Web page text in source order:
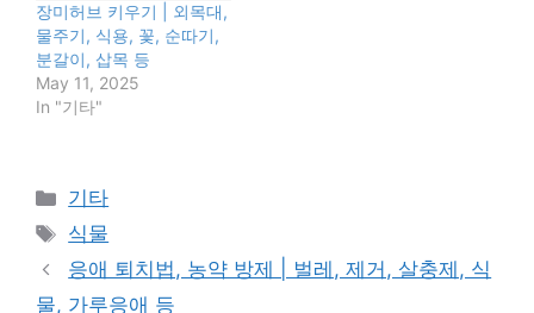
장미허브 키우기 | 외목대,
물주기, 식용, 꽃, 순따기,
분갈이, 삽목 등
May 11, 2025
In "기타"
Categories
기타
Tags
식물
응애 퇴치법, 농약 방제 | 벌레, 제거, 살충제, 식
물, 가루응애 등